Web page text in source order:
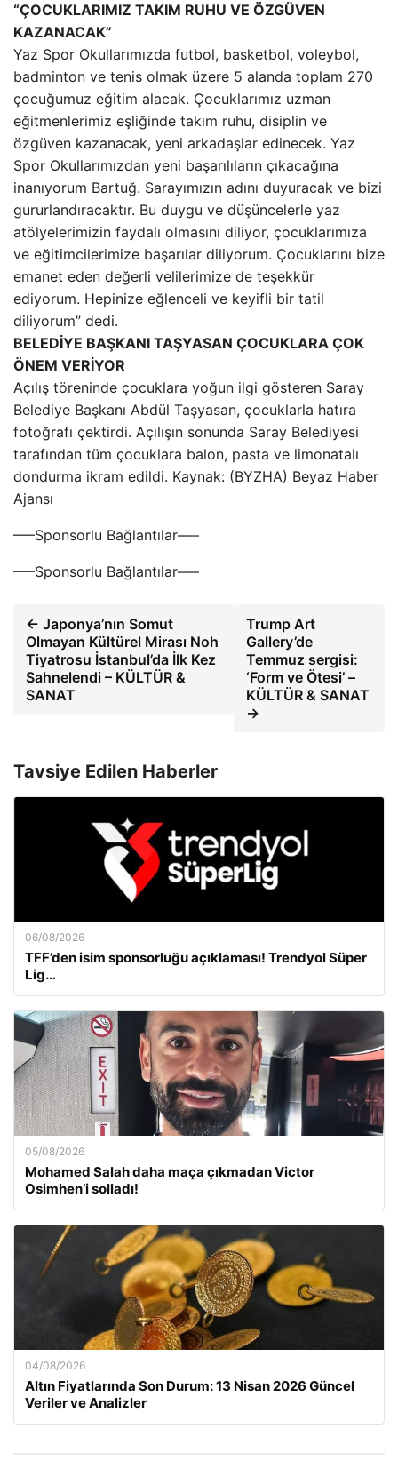
“ÇOCUKLARIMIZ TAKIM RUHU VE ÖZGÜVEN
KAZANACAK”
Yaz Spor Okullarımızda futbol, ​​basketbol, ​​voleybol,
badminton ve tenis olmak üzere 5 alanda toplam 270
çocuğumuz eğitim alacak. Çocuklarımız uzman
eğitmenlerimiz eşliğinde takım ruhu, disiplin ve
özgüven kazanacak, yeni arkadaşlar edinecek. Yaz
Spor Okullarımızdan yeni başarılıların çıkacağına
inanıyorum Bartuğ. Sarayımızın adını duyuracak ve bizi
gururlandıracaktır. Bu duygu ve düşüncelerle yaz
atölyelerimizin faydalı olmasını diliyor, çocuklarımıza
ve eğitimcilerimize başarılar diliyorum. Çocuklarını bize
emanet eden değerli velilerimize de teşekkür
ediyorum. Hepinize eğlenceli ve keyifli bir tatil
diliyorum” dedi.
BELEDİYE BAŞKANI TAŞYASAN ÇOCUKLARA ÇOK
ÖNEM VERİYOR
Açılış töreninde çocuklara yoğun ilgi gösteren Saray
Belediye Başkanı Abdül Taşyasan, çocuklarla hatıra
fotoğrafı çektirdi. Açılışın sonunda Saray Belediyesi
tarafından tüm çocuklara balon, pasta ve limonatalı
dondurma ikram edildi. Kaynak: (BYZHA) Beyaz Haber
Ajansı
—–Sponsorlu Bağlantılar—–
—–Sponsorlu Bağlantılar—–
← Japonya’nın Somut
Olmayan Kültürel Mirası Noh
Tiyatrosu İstanbul’da İlk Kez
Sahnelendi – KÜLTÜR &
SANAT
Trump Art
Gallery’de
Temmuz sergisi:
‘Form ve Ötesi’ –
KÜLTÜR & SANAT
→
Tavsiye Edilen Haberler
06/08/2026
TFF’den isim sponsorluğu açıklaması! Trendyol Süper
Lig…
05/08/2026
Mohamed Salah daha maça çıkmadan Victor
Osimhen’i solladı!
04/08/2026
Altın Fiyatlarında Son Durum: 13 Nisan 2026 Güncel
Veriler ve Analizler